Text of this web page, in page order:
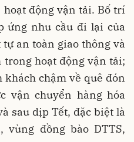
động vận tải. Bố trí
ứng nhu cầu đi lại của
an toàn giao thông và
hoạt động vận tải;
chậm về quê đón
vận chuyển hàng hóa
sau dịp Tết, đặc biệt là
vùng đồng bào DTTS,